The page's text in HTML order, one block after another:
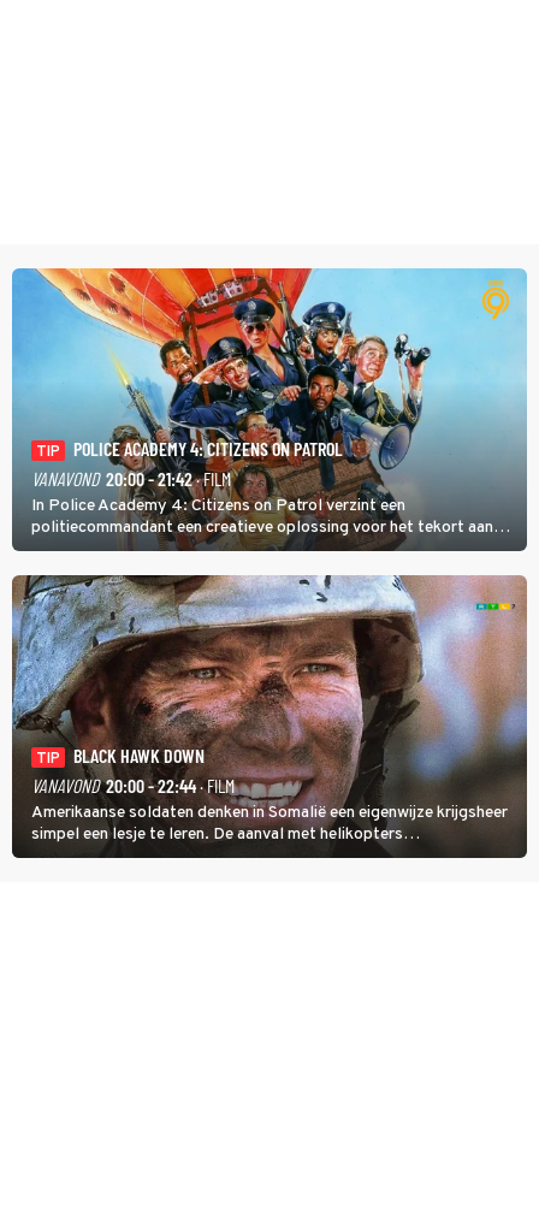
TIP
POLICE ACADEMY 4: CITIZENS ON PATROL
VANAVOND 20:00 - 21:42· FILM
In Police Academy 4: Citizens on Patrol verzint een
politiecommandant een creatieve oplossing voor het tekort aan
agenten.
TIP
BLACK HAWK DOWN
VANAVOND 20:00 - 22:44· FILM
Amerikaanse soldaten denken in Somalië een eigenwijze krijgsheer
simpel een lesje te leren. De aanval met helikopters
verloopt in Black Hawk down dramatisch.